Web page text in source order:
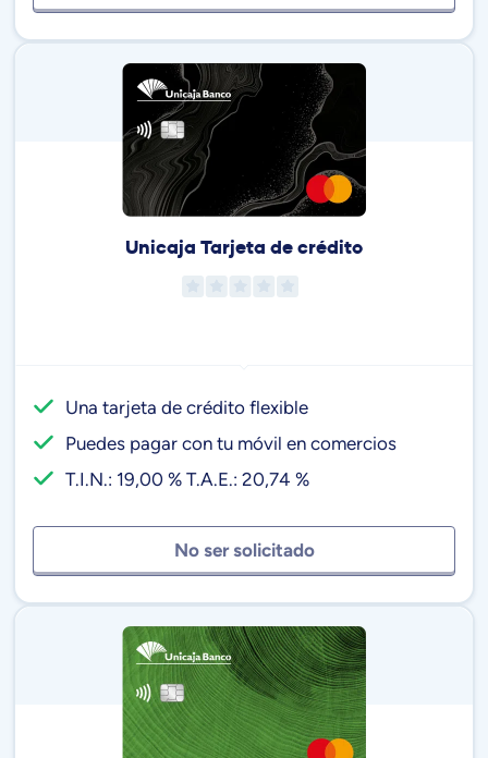
Unicaja Tarjeta de crédito
Una tarjeta de crédito flexible
Puedes pagar con tu móvil en comercios
T.I.N.: 19,00 % T.A.E.: 20,74 %
No ser solicitado